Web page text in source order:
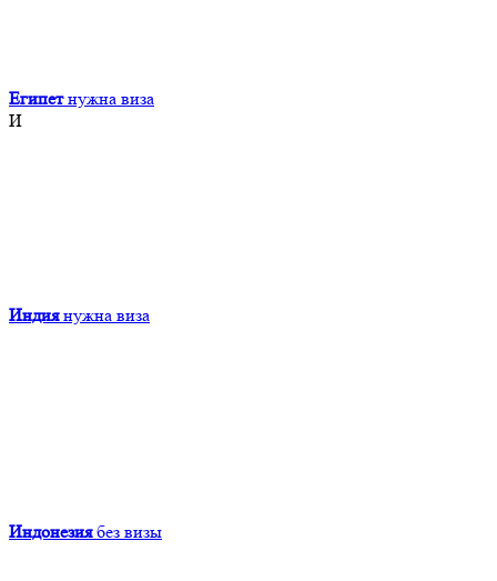
Египет нужна виза
И
Индия нужна виза
Индонезия без визы